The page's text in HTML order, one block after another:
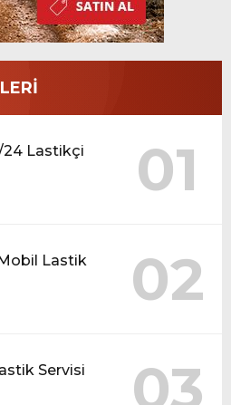
24 Lastikçi 01
Lastik
02
Servisi 03